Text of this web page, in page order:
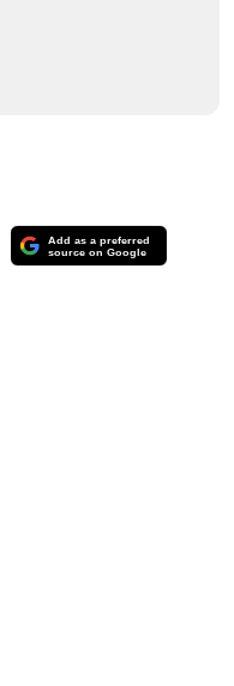
Add as a preferred
source on Google